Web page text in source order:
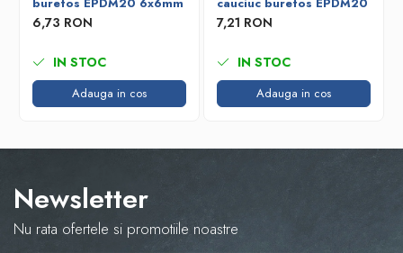
6,73 RON
IN STOC
Adauga in cos
7,21 RON
IN STOC
Adauga in cos
Newsletter
Nu rata ofertele si promotiile noastre